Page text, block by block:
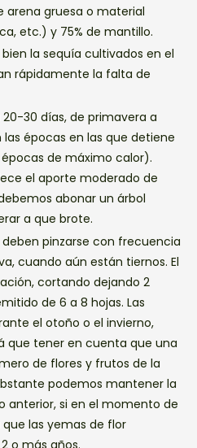
arena gruesa o material
etc.) y 75% de mantillo.
la sequía cultivados en el
rápidamente la falta de
30 días, de primavera a
épocas en las que detiene
de máximo calor).
el aporte moderado de
abonar un árbol
a que brote.
pinzarse con frecuencia
cuando aún están tiernos. El
cortando dejando 2
de 6 a 8 hojas. Las
el otoño o el invierno,
que tener en cuenta que una
de flores y frutos de la
podemos mantener la
anterior, si en el momento de
las yemas de flor